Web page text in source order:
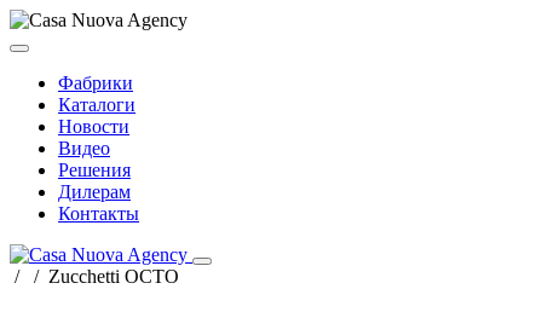
Фабрики
Каталоги
Новости
Видео
Решения
Дилерам
Контакты
/ / Zucchetti OCTO